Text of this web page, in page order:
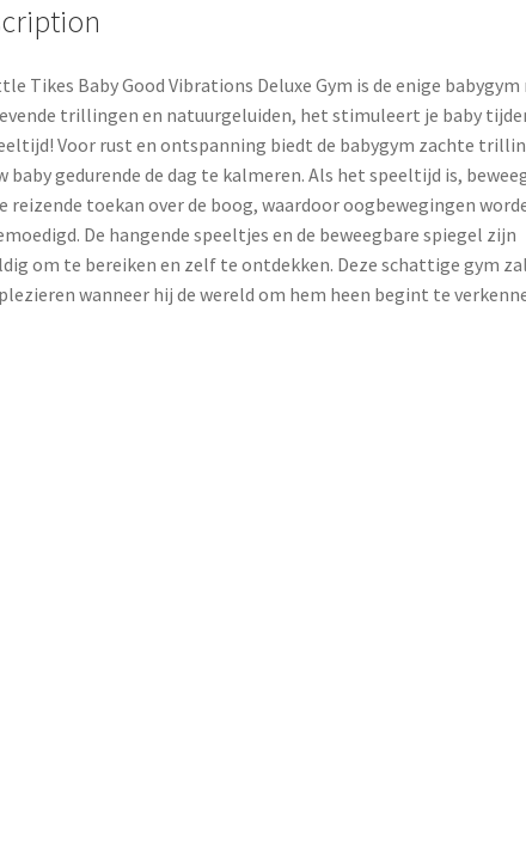
t
Tikes Baby Good Vibrations Deluxe Gym is de enige
trillingen en natuurgeluiden, het stimuleert je baby
Voor rust en ontspanning biedt de babygym zachte
baby gedurende de dag te kalmeren. Als het speeltijd is,
reizende toekan over de boog, waardoor oogbewegingen
De hangende speeltjes en de beweegbare spiegel zijn
om te bereiken en zelf te ontdekken. Deze schattige gym
wanneer hij de wereld om hem heen begint te